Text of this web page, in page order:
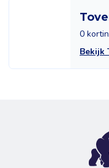
0
Bekijk